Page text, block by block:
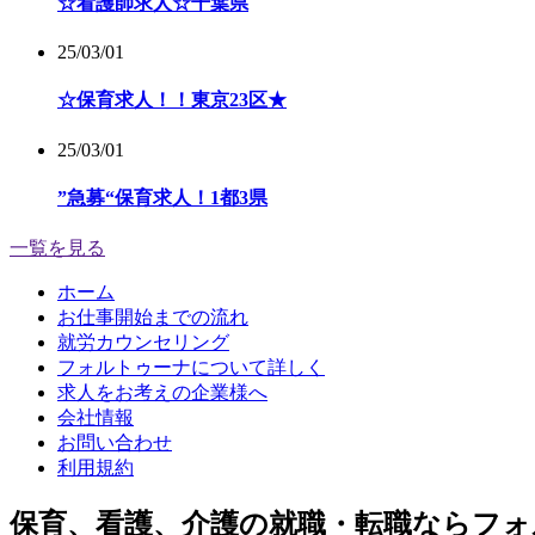
25/03/01
☆保育求人！！東京23区★
25/03/01
”急募“保育求人！1都3県
一覧を見る
ホーム
お仕事開始までの流れ
就労カウンセリング
フォルトゥーナについて詳しく
求人をお考えの企業様へ
会社情報
お問い合わせ
利用規約
保育、看護、介護の就職・転職ならフ